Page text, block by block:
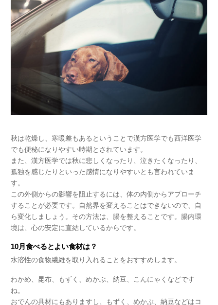
秋は乾燥し、寒暖差もあるということで漢方医学でも西洋医学
でも便秘になりやすい時期とされています。
また、漢方医学では秋に悲しくなったり、泣きたくなったり、
孤独を感じたりといった感情になりやすいとも言われていま
す。
この外側からの影響を阻止するには、体の内側からアプローチ
することが必要です。自然界を変えることはできないので、自
ら変化しましょう。その方法は、腸を整えることです。腸内環
境は、心の安定に直結しているからです。
10月食べるとよい食材は？
水溶性の食物繊維を取り入れることをおすすめします。
わかめ、昆布、もずく、めかぶ、納豆、こんにゃくなどです
ね。
おでんの具材にもありますし、もずく、めかぶ、納豆などはコ